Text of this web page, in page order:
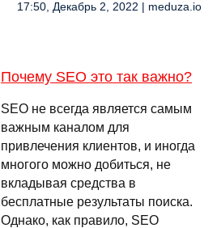
17:50, Декабрь 2, 2022 | meduza.io
Почему SEO это так важно?
SEO не всегда является самым
важным каналом для
привлечения клиентов, и иногда
многого можно добиться, не
вкладывая средства в
бесплатные результаты поиска.
Однако, как правило, SEO